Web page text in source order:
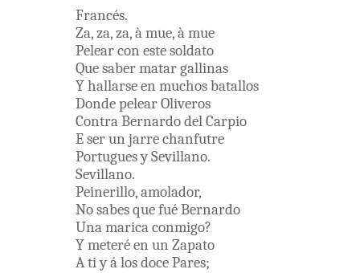
Francés.
Za,za,za,àmue,àmue
Pelearcon estesoldato
Quesabermatargallinas
Yhallarseen muchosbatallos
DondepelearOliveros
ContraBernardodelCarpio
Eserun jarrechanfutre
PortuguesySevillano.
Sevillano.
Peinerillo,amolador,
NosabesquefuéBernardo
Unamaricaconmigo?
Ymeteréen un Zapato
AtiyálosdocePares;